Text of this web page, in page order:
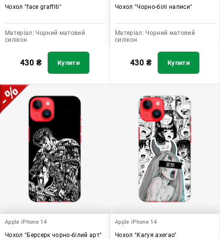
Чохол "face graffiti"
Матеріал: Чорний матовий
силікон
430 ₴ Купити
Чохол "Чорно-білі написи"
Матеріал: Чорний матовий
силікон
430 ₴ Купити
Apple iPhone 14
Чохол "Берсерк чорно-білий арт"
Apple iPhone 14
Чохол "Кагуя ахегао"